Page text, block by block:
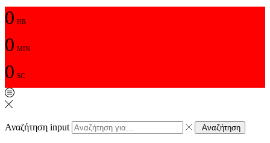
0 HR
0 MIN
0 SC
Αναζήτηση input Αναζήτηση